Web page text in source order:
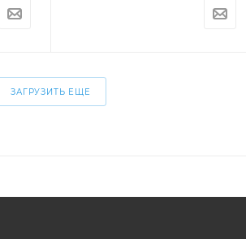
ЗАГРУЗИТЬ ЕЩЕ